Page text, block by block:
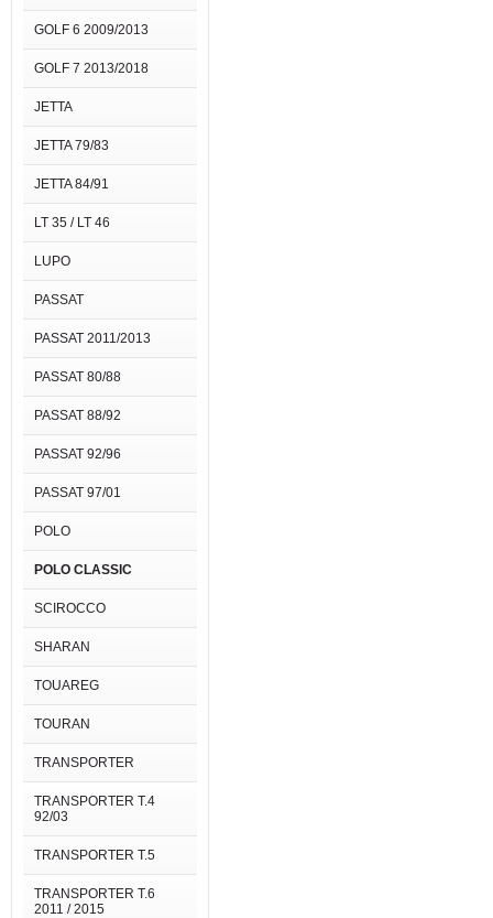
GOLF 6 2009/2013
GOLF 7 2013/2018
JETTA
JETTA 79/83
JETTA 84/91
LT 35 / LT 46
LUPO
PASSAT
PASSAT 2011/2013
PASSAT 80/88
PASSAT 88/92
PASSAT 92/96
PASSAT 97/01
POLO
POLO CLASSIC
SCIROCCO
SHARAN
TOUAREG
TOURAN
TRANSPORTER
TRANSPORTER T.4
92/03
TRANSPORTER T.5
TRANSPORTER T.6
2011 / 2015